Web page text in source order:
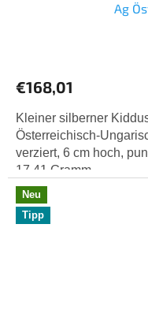
Ag
€168,01
Kleiner silberner
Österreichisch-
verziert, 6 cm hoch,
17,41 Gramm.
Neu
Tipp